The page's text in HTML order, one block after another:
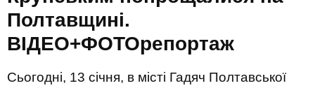
Полтавщині.
ВІДЕО+ФОТОрепортаж
Сьогодні, 13 січня, в місті Гадяч Полтавської